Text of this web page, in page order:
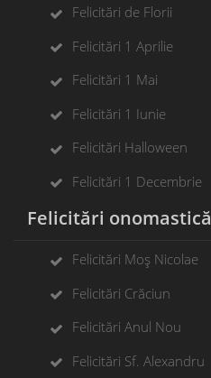
Felicitări de Florii
Felicitări 1 Aprilie
Felicitări 1 Mai
Felicitări 1 Iunie
Felicitări Halloween
Felicitări 1 Decembrie
Felicitări onomastică
Felicitări Moș Nicolae
Felicitări Crăciun
Felicitări Anul Nou
Felicitări Sf. Alexandru